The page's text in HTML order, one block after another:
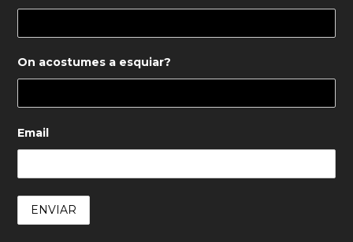
On acostumes a esquiar?
Email